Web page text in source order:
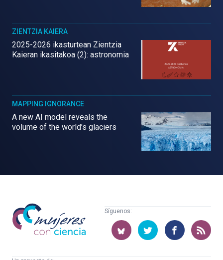
ZIENTZIA KAIERA
2025-2026 ikasturtean Zientzia
Kaieran ikasitakoa (2): astronomia
MAPPING IGNORANCE
A new AI model reveals the
volume of the world’s glaciers
Mujeres
con
ciencia
Síguenos: